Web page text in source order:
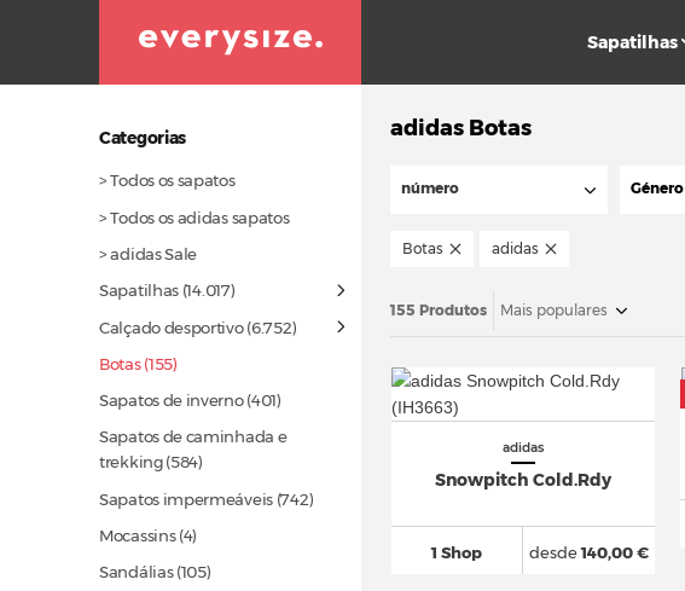
Sapatilhas
Categorias
> Todos os sapatos
> Todos os adidas sapatos
> adidas Sale
Sapatilhas (14.017)
Calçado desportivo(6.752)
Botas (155)
Sapatos de inverno(401)
Sapatos de caminhada e
trekking(584)
Sapatos impermeáveis (742)
Mocassins (4)
Sandálias(105)
adidas Botas
número Género
Botas adidas
155 Produtos Mais populares
adidas
Snowpitch Cold.Rdy
1 Shop desde140,00 €